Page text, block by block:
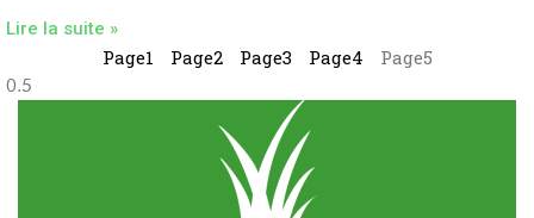
Lire la suite »
Page1 Page2 Page3 Page4 Page5